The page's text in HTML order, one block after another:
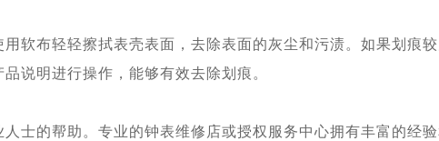
布轻轻擦拭表壳表面，去除表面的灰尘和污渍。如果划痕
说明进行操作，能够有效去除划痕。
的帮助。专业的钟表维修店或授权服务中心拥有丰富的经